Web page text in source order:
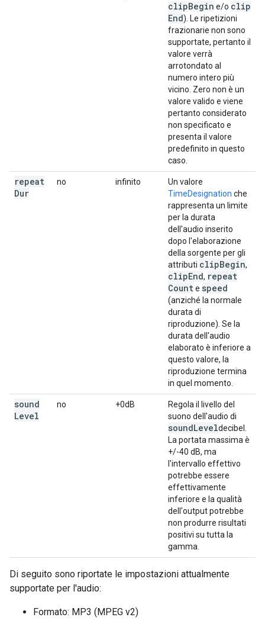
clipBegin e/o clip
End). Le ripetizioni
frazionarie non sono
supportate, pertanto il
valore verrà
arrotondato al
numero intero più
vicino. Zero non è un
valore valido e viene
pertanto considerato
non specificato e
presenta il valore
predefinito in questo
caso.
repeat
Dur
no infinito
Un valore
TimeDesignation che
rappresenta un limite
per la durata
dell'audio inserito
dopo l'elaborazione
della sorgente per gli
attributi clipBegin,
clipEnd, repeat
Counte speed
(anziché la normale
durata di
riproduzione). Se la
durata dell'audio
elaborato è inferiore a
questo valore, la
riproduzione termina
in quel momento.
sound
Level
no +0dB
Regola il livello del
suono dell'audio di
soundLeveldecibel.
La portata massima è
+/-40 dB, ma
l'intervallo effettivo
potrebbe essere
effettivamente
inferiore e la qualità
dell'output potrebbe
non produrre risultati
positivi su tutta la
gamma.
Di seguito sono riportate le impostazioni attualmente
supportate per l'audio:
Formato: MP3 (MPEG v2)